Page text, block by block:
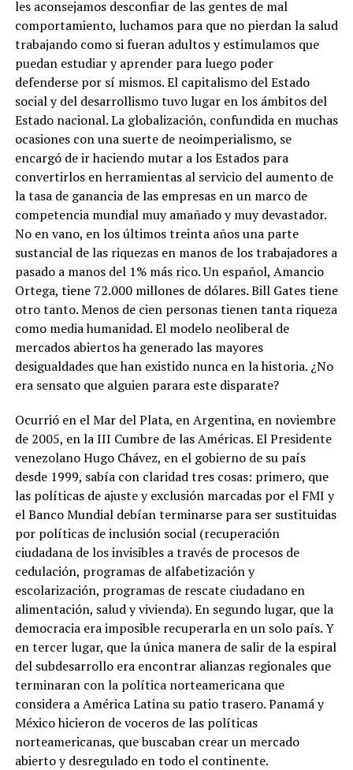
les aconsejamos desconfiar de las gentes de mal
comportamiento, luchamos para que no pierdan la salud
trabajando como si fueran adultos y estimulamos que
puedan estudiar y aprender para luego poder
defenderse por sí mismos. El capitalismo del Estado
social y del desarrollismo tuvo lugar en los ámbitos del
Estado nacional. La globalización, confundida en muchas
ocasiones con una suerte de neoimperialismo, se
encargó de ir haciendo mutar a los Estados para
convertirlos en herramientas al servicio del aumento de
la tasa de ganancia de las empresas en un marco de
competencia mundial muy amañado y muy devastador.
No en vano, en los últimos treinta años una parte
sustancial de las riquezas en manos de los trabajadores a
pasado a manos del 1% más rico. Un español, Amancio
Ortega, tiene 72.000 millones de dólares. Bill Gates tiene
otro tanto. Menos de cien personas tienen tanta riqueza
como media humanidad. El modelo neoliberal de
mercados abiertos ha generado las mayores
desigualdades que han existido nunca en la historia. ¿No
era sensato que alguien parara este disparate?
Ocurrió en el Mar del Plata, en Argentina, en noviembre
de 2005, en la III Cumbre de las Américas. El Presidente
venezolano Hugo Chávez, en el gobierno de su país
desde 1999, sabía con claridad tres cosas: primero, que
las políticas de ajuste y exclusión marcadas por el FMI y
el Banco Mundial debían terminarse para ser sustituidas
por políticas de inclusión social (recuperación
ciudadana de los invisibles a través de procesos de
cedulación, programas de alfabetización y
escolarización, programas de rescate ciudadano en
alimentación, salud y vivienda). En segundo lugar, que la
democracia era imposible recuperarla en un solo país. Y
en tercer lugar, que la única manera de salir de la espiral
del subdesarrollo era encontrar alianzas regionales que
terminaran con la política norteamericana que
considera a América Latina su patio trasero. Panamá y
México hicieron de voceros de las políticas
norteamericanas, que buscaban crear un mercado
abierto y desregulado en todo el continente.